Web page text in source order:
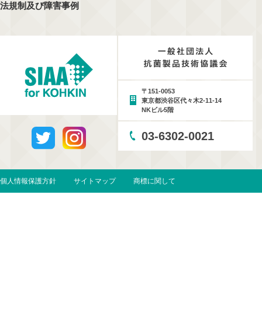
法規制及び障害事例
〒151-0053
東京都渋谷区代々木2-11-14
NKビル5階
03-6302-0021
個人情報保護方針 サイトマップ 商標に関して